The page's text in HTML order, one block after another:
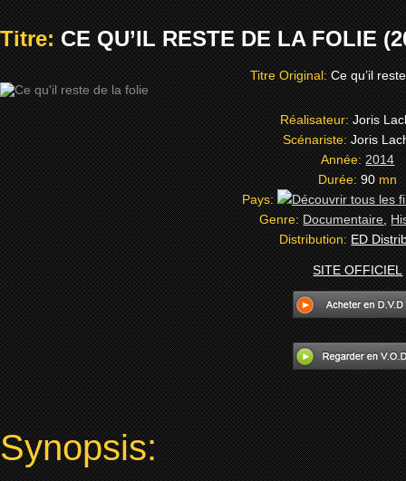
Titre:CE QU’IL RESTE DE LA FOLIE
Titre Original:Ce qu’il
Réalisateur:Joris
Scénariste:Joris
Année:2014
Durée:90mn
Pays:
Genre:Documentaire,
Distribution:ED
SITE OFFICIEL
Synopsis: